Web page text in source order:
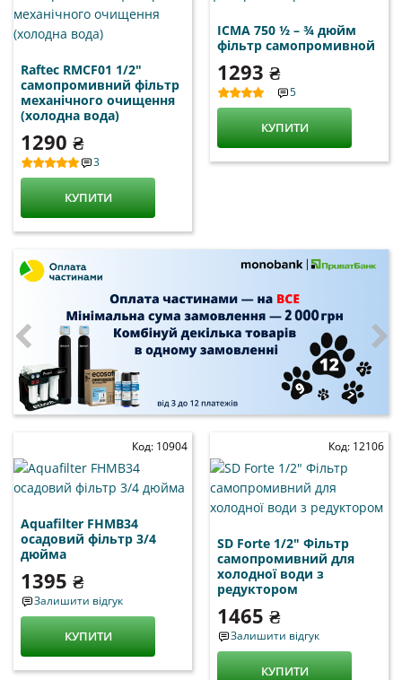
Raftec RMCF01 1/2"
самопромивний фільтр
механічного очищення
(холодна вода)
1290 ₴
3
КУПИТИ
ICMA 750 ½ – ¾ дюйм
фільтр самопромивной
1293 ₴
5
КУПИТИ
Код: 10904
Aquafilter FHMB34
осадовий фільтр 3/4
дюйма
1395 ₴
Залишити відгук
КУПИТИ
Код: 12106
SD Forte 1/2" Фільтр
самопромивний для
холодної води з
редуктором
1465 ₴
Залишити відгук
КУПИТИ